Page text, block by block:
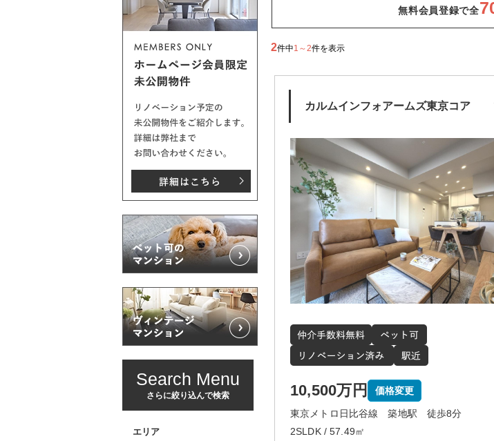
Search Menu
さらに絞り込んで検索
エリア
無料会員登録で全
2件中1～2件を表示
カルムインフォアームズ東京コア
10,500万円 価格変更
東京メトロ日比谷線 築地駅 徒歩8分
2SLDK / 57.49㎡